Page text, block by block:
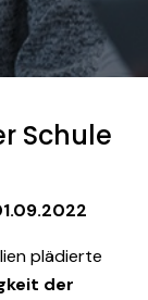
Schule
plädierte
der